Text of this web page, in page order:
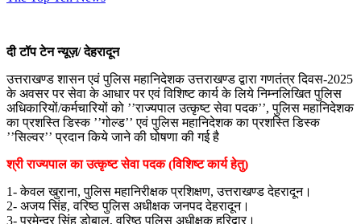
दी टॉप टेन न्यूज़/ देहरादून
उत्तराखण्ड शासन एवं पुलिस महानिदेशक उत्तराखण्ड द्वारा गणतंत्र दिवस-2025
के अवसर पर सेवा के आधार पर एवं विशिष्ट कार्य के लिये निम्नलिखित पुलिस
अधिकारियों/कर्मचारियों को ’’राज्यपाल उत्कृष्ट सेवा पदक’’, पुलिस महानिदेशक
का प्रशस्ति डिस्क ’’गोल्ड’’ एवं पुलिस महानिदेशक का प्रशस्ति डिस्क
’’सिल्वर’’ प्रदान किये जाने की घोषणा की गई है
श्री राज्यपाल का उत्कृष्ट सेवा पदक (विशिष्ट कार्य हेतु)
1- केवल खुराना, पुलिस महानिरीक्षक प्रशिक्षण, उत्तराखण्ड देहरादून।
2- अजय सिंह, वरिष्ठ पुलिस अधीक्षक जनपद देहरादून।
3- प्रमेन्द्र सिंह डोबाल, वरिष्ठ पुलिस अधीक्षक हरिद्वार।